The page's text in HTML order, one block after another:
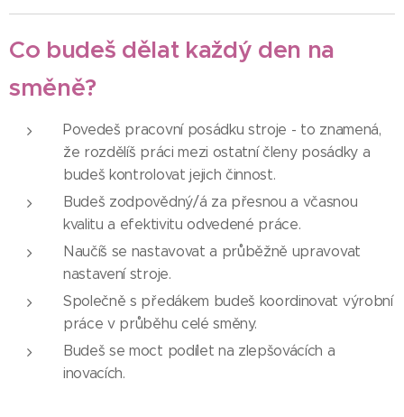
Co budeš dělat každý den na
směně?
Povedeš pracovní posádku stroje - to znamená,
že rozdělíš práci mezi ostatní členy posádky a
budeš kontrolovat jejich činnost.
Budeš zodpovědný/á za přesnou a včasnou
kvalitu a efektivitu odvedené práce.
Naučíš se nastavovat a průběžně upravovat
nastavení stroje.
Společně s předákem budeš koordinovat výrobní
práce v průběhu celé směny.
Budeš se moct podílet na zlepšovácích a
inovacích.